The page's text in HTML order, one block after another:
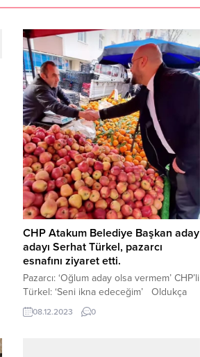
CHP Atakum Belediye Başkan aday
adayı Serhat Türkel, pazarcı
esnafını ziyaret etti.
Pazarcı: ‘Oğlum aday olsa vermem’ CHP’li
Türkel: ‘Seni ikna edeceğim’ Oldukça
samimi sohbetlerin gerçekleştiği sırada
Türkel, “Oğlum aday olsa oy vermem”
08.12.2023 0